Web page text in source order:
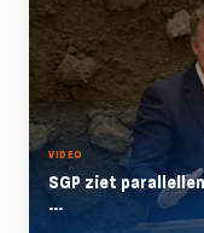
VIDEO
SGP ziet
...